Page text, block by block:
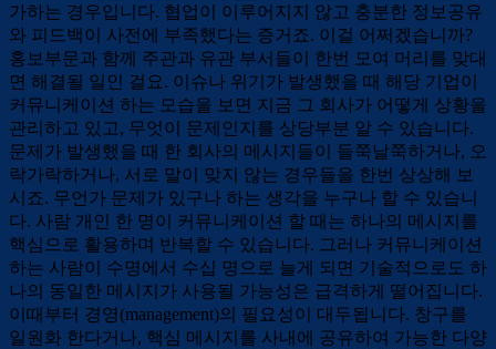
가하는 경우입니다. 협업이 이루어지지 않고 충분한 정보공유
와 피드백이 사전에 부족했다는 증거죠. 이걸 어쩌겠습니까?
홍보부문과 함께 주관과 유관 부서들이 한번 모여 머리를 맞대
면 해결될 일인 걸요. 이슈나 위기가 발생했을 때 해당 기업이
커뮤니케이션 하는 모습을 보면 지금 그 회사가 어떻게 상황을
관리하고 있고, 무엇이 문제인지를 상당부분 알 수 있습니다.
문제가 발생했을 때 한 회사의 메시지들이 들쭉날쭉하거나, 오
락가락하거나, 서로 말이 맞지 않는 경우들을 한번 상상해 보
시죠. 무언가 문제가 있구나 하는 생각을 누구나 할 수 있습니
다. 사람 개인 한 명이 커뮤니케이션 할 때는 하나의 메시지를
핵심으로 활용하며 반복할 수 있습니다. 그러나 커뮤니케이션
하는 사람이 수명에서 수십 명으로 늘게 되면 기술적으로도 하
나의 동일한 메시지가 사용될 가능성은 급격하게 떨어집니다.
이때부터 경영(management)의 필요성이 대두됩니다. 창구를
일원화 한다거나, 핵심 메시지를 사내에 공유하여 가능한 다양